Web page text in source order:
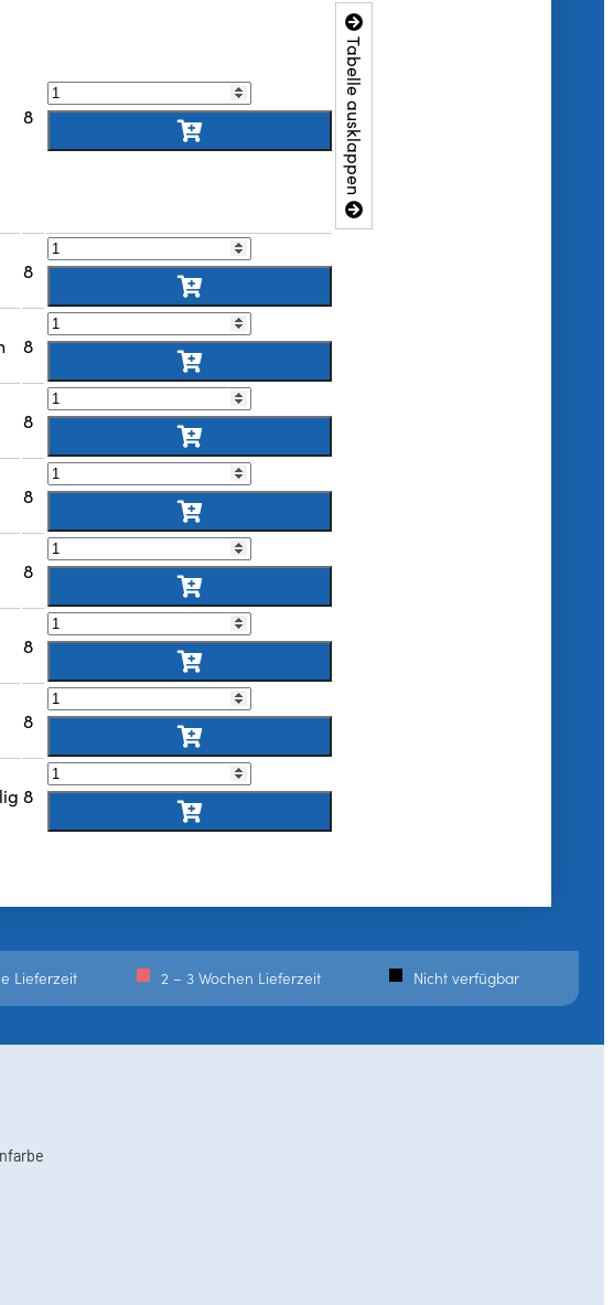
8 Tabelle ausklappen
8
8
8
8
8
8
8
8
Lieferzeit 2 – 3 Wochen Lieferzeit Nicht verfügbar